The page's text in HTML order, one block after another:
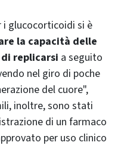
glucocorticoidi si è
la capacità delle
replicarsi a seguito
nel giro di poche
del cuore",
inoltre, sono stati
di un farmaco
per uso clinico